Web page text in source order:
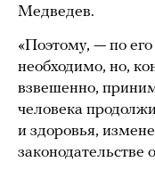
Медведев.
«Поэтому, — по
необходимо, но,
взвешенно,
человека
и здоровья,
законодательстве